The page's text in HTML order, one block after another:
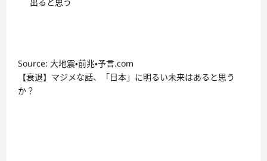
Source: 大地震・前兆・予言.com
【衰退】マジメな話、「日本」に明るい未来はあると思う
か？